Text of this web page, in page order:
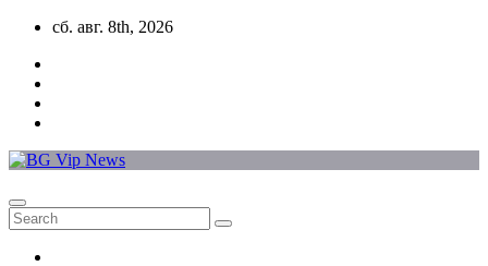
Skip
content
сб. авг. 8th, 2026